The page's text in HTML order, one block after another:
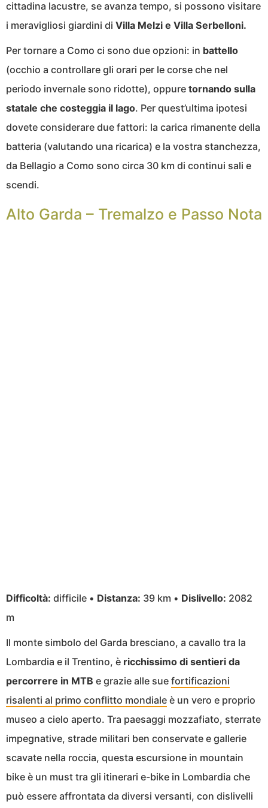
cittadina lacustre, se avanza tempo, si possono visitare
i meravigliosi giardini di Villa Melzi e Villa Serbelloni.
Per tornare a Como ci sono due opzioni: in battello
(occhio a controllare gli orari per le corse che nel
periodo invernale sono ridotte), oppure tornando sulla
statale che costeggia il lago. Per quest’ultima ipotesi
dovete considerare due fattori: la carica rimanente della
batteria (valutando una ricarica) e la vostra stanchezza,
da Bellagio a Como sono circa 30 km di continui sali e
scendi.
Alto Garda – Tremalzo e Passo Nota
Difficoltà: difficile • Distanza: 39 km • Dislivello: 2082
m
Il monte simbolo del Garda bresciano, a cavallo tra la
Lombardia e il Trentino, è ricchissimo di sentieri da
percorrere in MTB e grazie alle sue fortificazioni
risalenti al primo conflitto mondiale è un vero e proprio
museo a cielo aperto. Tra paesaggi mozzafiato, sterrate
impegnative, strade militari ben conservate e gallerie
scavate nella roccia, questa escursione in mountain
bike è un must tra gli itinerari e-bike in Lombardia che
può essere affrontata da diversi versanti, con dislivelli